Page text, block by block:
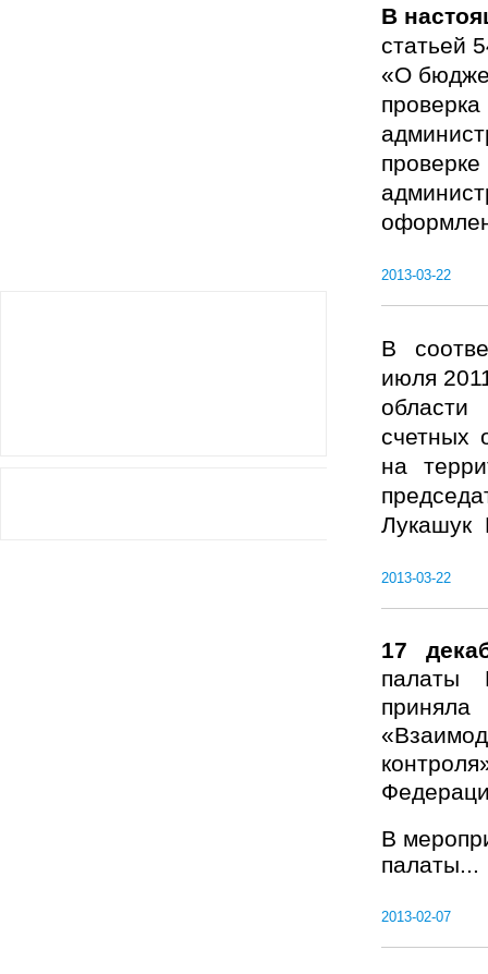
В
статьей
«О
2013-03-22
В
июля
области
счетных
на
Лукашук
2013-03-22
17
палаты
В
палаты...
2013-02-07